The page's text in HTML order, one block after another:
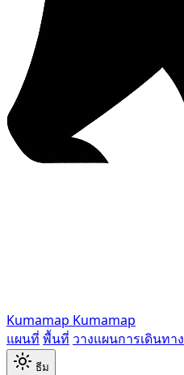
Kumamap Kumamap
แผนที่ พื้นที่ วางแผนการเดินทาง
ธีม